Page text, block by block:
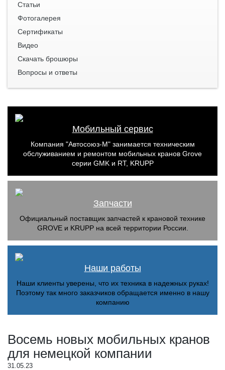
Статьи
Фотогалерея
Сертификаты
Видео
Скачать брошюры
Вопросы и ответы
Мобильный сервис
Компания "Автосоюз-М" занимается техническим
обслуживанием и ремонтом мобильных кранов Grove
серии GMK и RT, KRUPP
Запчасти
Официальный поставщик запчастей к крановой технике
GROVE и KRUPP на всей территории России.
Наши работы
Наши клиенты уверены, что их техника в надежных руках!
Поэтому так много заказчиков обращается именно в нашу
компанию
Восемь новых мобильных кранов
для немецкой компании
31.05.23